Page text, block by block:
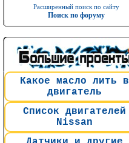
Расширенный поиск по сайту
Поиск по форуму
Какое масло лить в
двигатель
Список двигателей
Nissan